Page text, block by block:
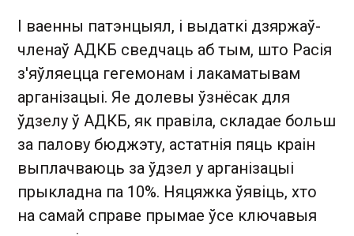
І ваенны патэнцыял, і выдаткі дзяржаў-
членаў АДКБ сведчаць аб тым, што Расія
з'яўляецца гегемонам і лакаматывам
арганізацыі. Яе долевы ўзнёсак для
ўдзелу ў АДКБ, як правіла, складае больш
за палову бюджэту, астатнія пяць краін
выплачваюць за ўдзел у арганізацыі
прыкладна па 10%. Няцяжка ўявіць, хто
на самай справе прымае ўсе ключавыя